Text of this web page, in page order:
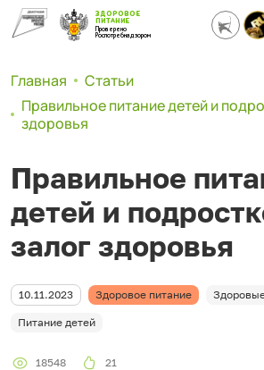
ЗДОРОВОЕ
ПИТАНИЕ
Проверено
Роспотребнадзором
Главная
Статьи
Правильное питание детей и
здоровья
Правильное
детей и
залог здоровья
10.11.2023 Здоровое питание
Питание детей
18548 21